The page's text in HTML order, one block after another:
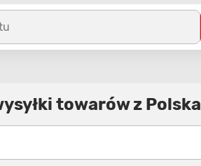
towarów z Polska